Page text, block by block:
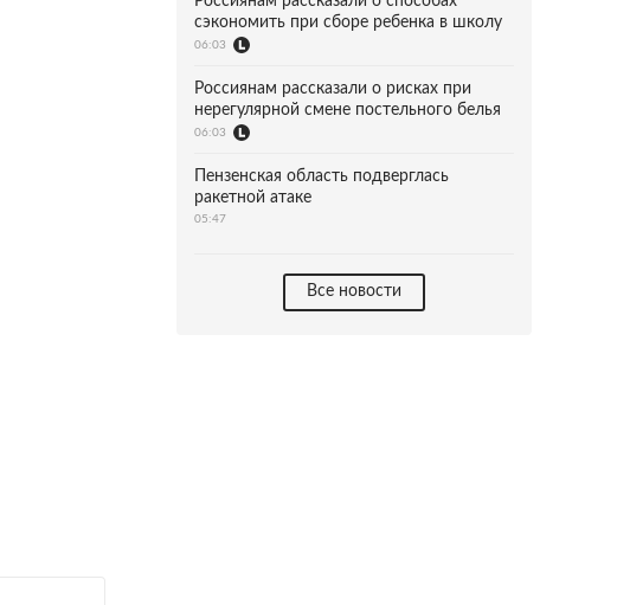
сэкономить при сборе ребенка в школу
06:03
Россиянам рассказали о рисках при
нерегулярной смене постельного белья
06:03
Пензенская область подверглась
ракетной атаке
05:47
Все новости